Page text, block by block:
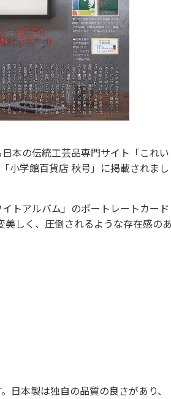
本の伝統工芸品専門サイト「これい
小学館百貨店 秋号」に掲載されまし
トアルバム」のポートレートカード
しく、圧倒されるような存在感のあ
日本製は独自の品質の良さがあり、